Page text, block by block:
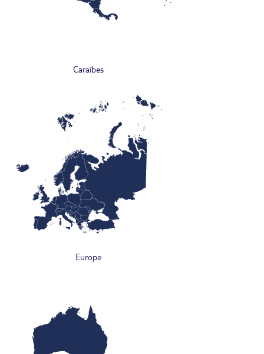
Caraïbes
Europe